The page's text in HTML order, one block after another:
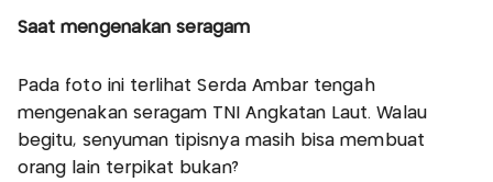
Saat mengenakan seragam
Pada foto ini terlihat Serda Ambar tengah
mengenakan seragam TNI Angkatan Laut. Walau
begitu, senyuman tipisnya masih bisa membuat
orang lain terpikat bukan?